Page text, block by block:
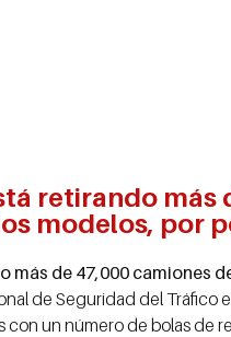
retirando más
modelos, por
más de 47,000 camiones
de Seguridad del Tráfico
con un número de bolas de